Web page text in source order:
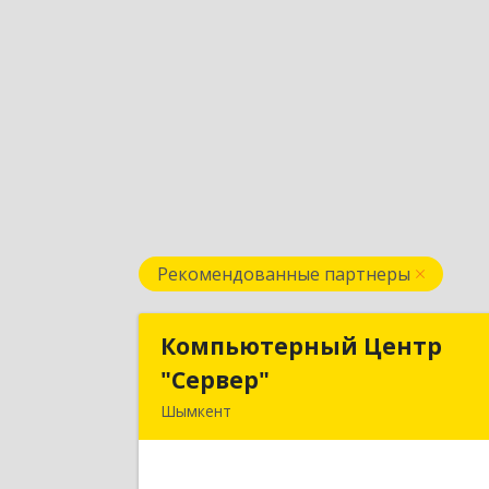
Рекомендованные партнеры
Компьютерный Центр
"Сервер"
Шымкент
Компьютерный Центр